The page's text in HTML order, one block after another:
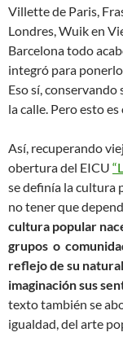
Villette de Paris,
Londres, Wuik en
Barcelona todo
integró para
Eso sí,
la calle. Pero esto
Así, recuperando
obertura del EICU
se definía la cultura
no tener que
cultura popular
grupos o
reflejo de su
imaginación sus
texto también se
igualdad, del arte